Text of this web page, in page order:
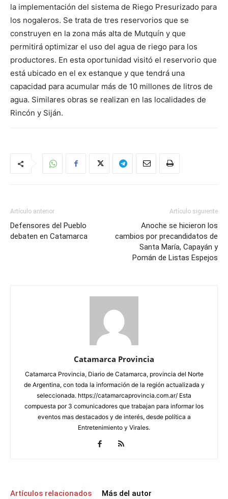
la implementación del sistema de Riego Presurizado para
los nogaleros. Se trata de tres reservorios que se
construyen en la zona más alta de Mutquín y que
permitirá optimizar el uso del agua de riego para los
productores. En esta oportunidad visitó el reservorio que
está ubicado en el ex estanque y que tendrá una
capacidad para acumular más de 10 millones de litros de
agua. Similares obras se realizan en las localidades de
Rincón y Siján.
Artículo anterior
Defensores del Pueblo
debaten en Catamarca
Artículo siguiente
Anoche se hicieron los
cambios por precandidatos de
Santa María, Capayán y
Pomán de Listas Espejos
Catamarca Provincia
Catamarca Provincia, Diario de Catamarca, provincia del Norte
de Argentina, con toda la información de la región actualizada y
seleccionada. https://catamarcaprovincia.com.ar/ Esta
compuesta por 3 comunicadores que trabajan para informar los
eventos mas destacados y de interés, desde política a
Entretenimiento y Virales.
Artículos relacionados Más del autor